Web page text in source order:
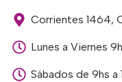
Corrientes 1464,
Lunes a Viernes
Sábados de 9hs a